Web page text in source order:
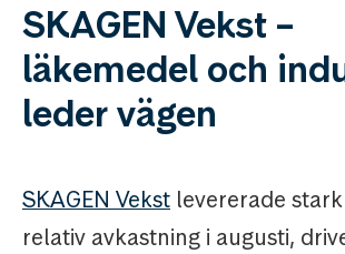
SKAGEN Vekst –
läkemedel och
leder vägen
SKAGEN Vekst levererade
relativ avkastning i augusti,